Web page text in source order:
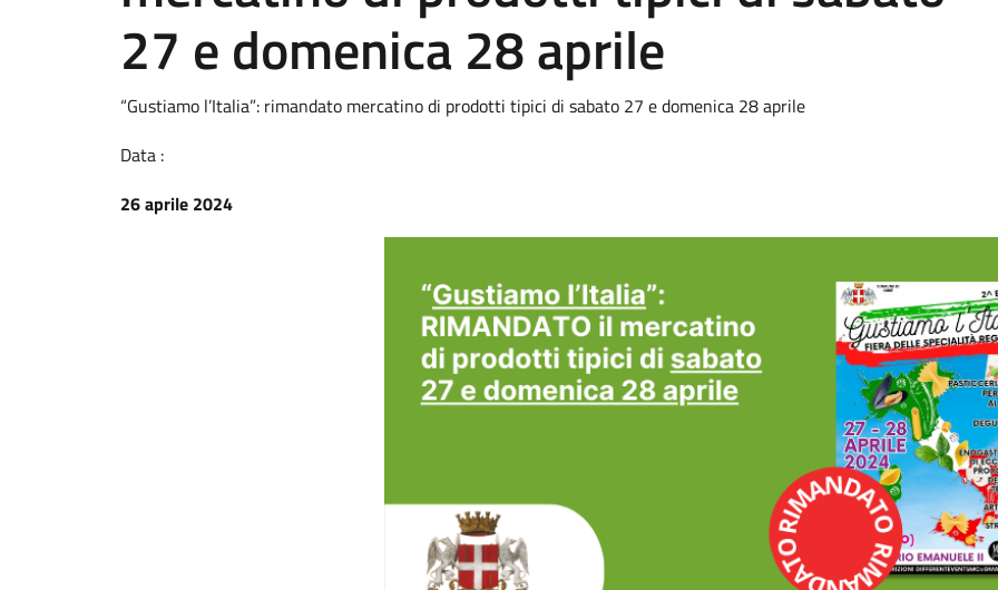
27 e domenica 28 aprile
“Gustiamo l’Italia”: rimandato mercatino di prodotti tipici di sabato 27 e domenica 28 aprile
Data :
26 aprile 2024